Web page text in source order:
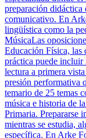
preparación
comunicativo. En
lingüística como la
MúsicaLas
Educación Física, las
práctica puede incluir
lectura a primera
presión performativa
temario de 25 temas
música e historia de
Primaria. Prepararse
mientras se estudia,
específica. En Arke